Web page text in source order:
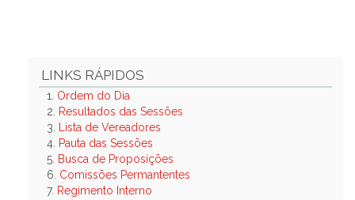
LINKS RÁPIDOS
1. Ordem do Dia
2.
Resultados das Sessões
3.
Lista de Vereadores
4. Pauta das Sessões
5. Busca de Proposições
6. Comissões Permantentes
7. Regimento Interno